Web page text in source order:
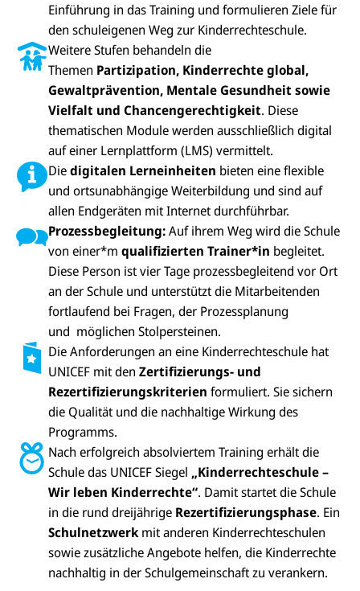
Einführung in das Training und formulieren Ziele für
den schuleigenen Weg zur Kinderrechteschule.
Weitere Stufen behandeln die
Themen Partizipation, Kinderrechte global,
Gewaltprävention, Mentale Gesundheit sowie
Vielfalt und Chancengerechtigkeit. Diese
thematischen Module werden ausschließlich digital
auf einer Lernplattform (LMS) vermittelt.
Diedigitalen Lerneinheiten bieten eine flexible
und ortsunabhängige Weiterbildung und sind auf
allen Endgeräten mit Internet durchführbar.
Prozessbegleitung:Auf ihrem Weg wird die Schule
von einer*m qualifizierten Trainer*in begleitet.
Diese Person ist vier Tage prozessbegleitend vor Ort
an der Schule und unterstützt die Mitarbeitenden
fortlaufend bei Fragen, der Prozessplanung
und möglichen Stolpersteinen.
Die Anforderungen an eine Kinderrechteschule hat
UNICEF mit den Zertifizierungs- und
Rezertifizierungskriterien formuliert. Sie sichern
die Qualität und die nachhaltige Wirkung des
Programms.
Nach erfolgreich absolviertem Training erhält die
Schule das UNICEF Siegel „Kinderrechteschule –
Wir leben Kinderrechte“. Damit startet die Schule
in die rund dreijährige Rezertifizierungsphase. Ein
Schulnetzwerkmit anderen Kinderrechteschulen
sowie zusätzliche Angebote helfen, die Kinderrechte
nachhaltig in der Schulgemeinschaft zu verankern.